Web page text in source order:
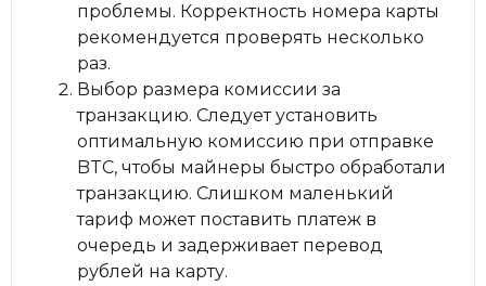
проблемы. Корректность номера карты
рекомендуется проверять несколько
раз.
Выбор размера комиссии за
транзакцию. Следует установить
оптимальную комиссию при отправке
BTC, чтобы майнеры быстро обработали
транзакцию. Слишком маленький
тариф может поставить платеж в
очередь и задерживает перевод
рублей на карту.